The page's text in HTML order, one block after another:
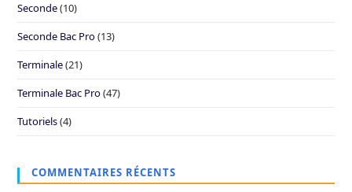
Seconde(10)
Seconde Bac Pro(13)
Terminale(21)
Terminale Bac Pro(47)
Tutoriels(4)
COMMENTAIRES RÉCENTS